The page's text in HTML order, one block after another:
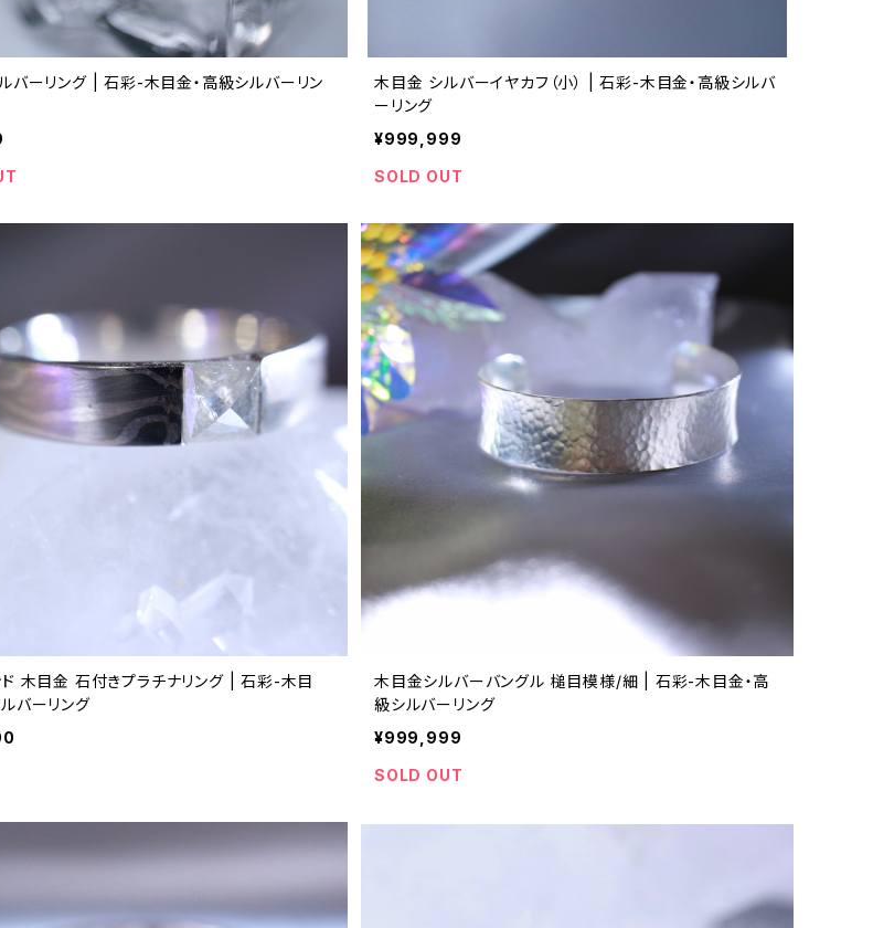
木目金 シルバーイヤカフ（小） | 石彩-木目金・高級シルバ
ーリング
¥999,999
SOLD OUT
ド 木目金 石付きプラチナリング | 石彩-木目
バーリング
木目金シルバーバングル 槌目模様/細 | 石彩-木目金・高
級シルバーリング
¥999,999
SOLD OUT